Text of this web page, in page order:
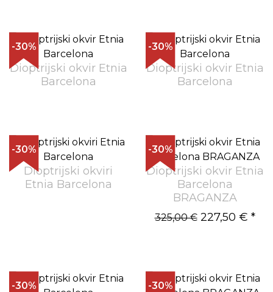
-30%
Dioptrijski okvir Etnia
Barcelona
-30%
Dioptrijski okvir Etnia
Barcelona
-30%
Dioptrijski okviri
Etnia Barcelona
-30%
Dioptrijski okvir Etnia
Barcelona
BRAGANZA
325,00 €227,50 € *
-30% -30%